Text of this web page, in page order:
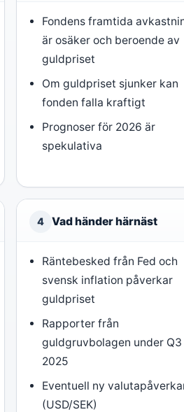
Fondens framtida
är osäker och beroende av
guldpriset
Om guldpriset sjunker kan
fonden falla kraftigt
Prognoser för 2026 är
spekulativa
4 Vad händer härnäst
Räntebesked från Fed och
svensk inflation påverkar
guldpriset
Rapporter från
guldgruvbolagen under Q3
2025
Eventuell ny
(USD/SEK)